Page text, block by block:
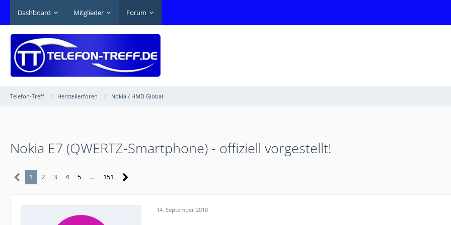
Dashboard Mitglieder Forum
Telefon-Treff Herstellerforen Nokia / HMD Global
Nokia E7 (QWERTZ-Smartphone) - offiziell vorgestellt!
1 2 3 4 5 … 151
14. September 2010